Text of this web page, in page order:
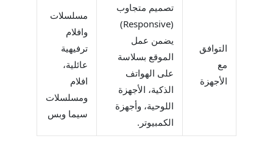
التوافق
مع
الأجهزة
تصميم متجاوب
(Responsive)
يضمن عمل
الموقع بسلاسة
على الهواتف
الذكية، الأجهزة
اللوحية، وأجهزة
الكمبيوتر.
مسلسلات
وافلام
ترفيهية
عائلية،
افلام
ومسلسلات
سيما وبس